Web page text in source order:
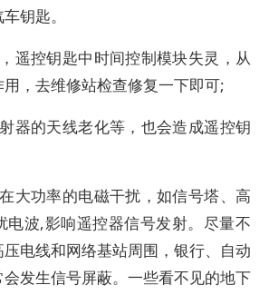
钥匙。
遥控钥匙中时间控制模块失灵，从
，去维修站检查修复一下即可;
器的天线老化等，也会造成遥控钥
大功率的电磁干扰，如信号塔、高
电波,影响遥控器信号发射。尽量不
电线和网络基站周围，银行、自动
发生信号屏蔽。一些看不见的地下